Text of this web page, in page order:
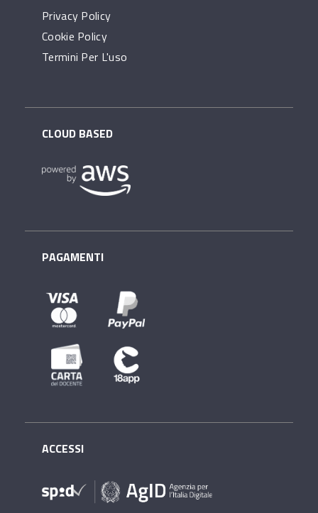
Privacy Policy
Cookie Policy
Termini Per L'uso
CLOUD BASED
PAGAMENTI
ACCESSI